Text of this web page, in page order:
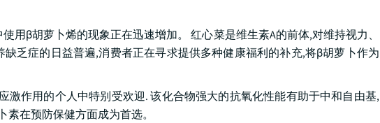
用β胡萝卜烯的现象正在迅速增加。 红心菜是维生素A的前体,对维持视力、
乏症的日益普遍,消费者正在寻求提供多种健康福利的补充,将β胡萝卜作为
作用的个人中特别受欢迎. 该化合物强大的抗氧化性能有助于中和自由基,
在预防保健方面成为首选。